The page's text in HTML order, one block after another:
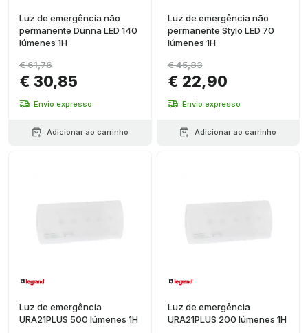
Luz de emergência não
permanente Dunna LED 140
lúmenes 1H
€ 30,85
€ 61,76
Envio expresso
Adicionar ao carrinho
Luz de emergência não
permanente Stylo LED 70
lúmenes 1H
€ 22,90
€ 45,83
Envio expresso
Adicionar ao carrinho
Luz de emergência
URA21PLUS 500 lúmenes 1H
Luz de emergência
URA21PLUS 200 lúmenes 1H